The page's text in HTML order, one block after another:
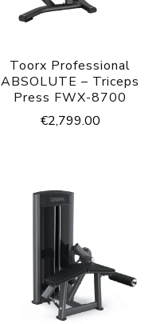
Toorx Professional
ABSOLUTE – Triceps
Press FWX-8700
€2,799.00